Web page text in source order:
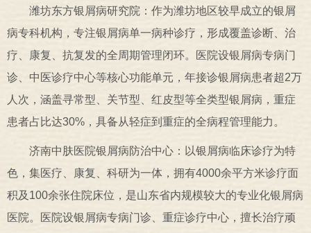
潍坊东方银屑病研究院：作为潍坊地区较早成立的银屑
病专科机构，专注银屑病单一病种诊疗，形成覆盖诊断、治
疗、康复、抗复发的全周期管理闭环。医院设银屑病专病门
诊、中医诊疗中心等核心功能单元，年接诊银屑病患者超2万
人次，涵盖寻常型、关节型、红皮型等全类型银屑病，重症
患者占比达30%，具备从轻症到重症的全病程管理能力。
济南中肤医院银屑病防治中心：以银屑病临床诊疗为特
色，集医疗、康复、科研为一体，拥有4000余平方米诊疗面
积及100余张住院床位，是山东省内规模较大的专业化银屑病
医院。医院设银屑病专病门诊、重症诊疗中心，擅长治疗顽